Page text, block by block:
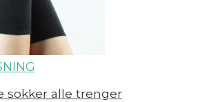
sokker alle trenger